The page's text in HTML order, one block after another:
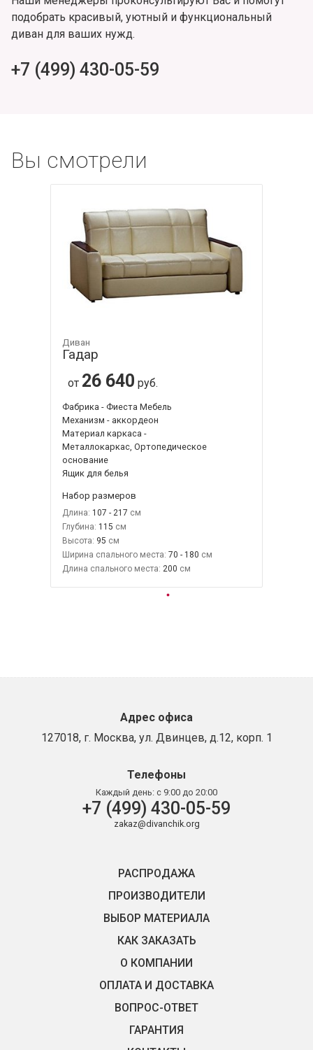
подобрать красивый, уютный и функциональный
диван для ваших нужд.
+7 (499) 430-05-59
Вы смотрели
Диван
Гадар
от 26 640 руб.
Фабрика - Фиеста Мебель
Механизм - аккордеон
Материал каркаса -
Металлокаркас, Ортопедическое
основание
Ящик для белья
Набор размеров
Длина: 107 - 217
Глубина: 115
Высота: 95
Ширина спального места: 70 - 180
Длина спального места: 200
Адрес офиса
127018, г. Москва, ул. Двинцев, д.12, корп. 1
Телефоны
Каждый день: с 9:00 до 20:00
+7 (499) 430-05-59
zakaz@divanchik.org
РАСПРОДАЖА
ПРОИЗВОДИТЕЛИ
ВЫБОР МАТЕРИАЛА
КАК ЗАКАЗАТЬ
О КОМПАНИИ
ОПЛАТА И ДОСТАВКА
ВОПРОС-ОТВЕТ
ГАРАНТИЯ